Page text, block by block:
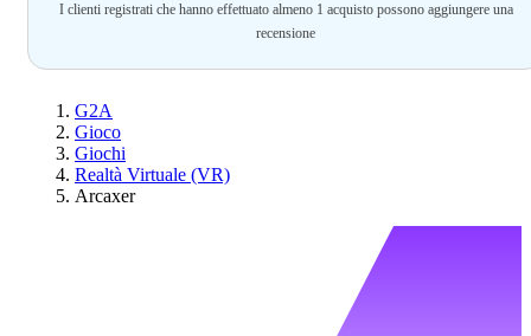
I clienti registrati che hanno effettuato almeno 1 acquisto possono aggiungere una
recensione
G2A
Gioco
Giochi
Realtà Virtuale (VR)
Arcaxer